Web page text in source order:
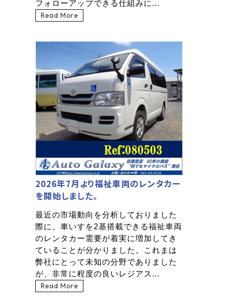
フォローアップできる仕組みに...
Read More
2026年7月より福祉車両のレンタカー
を開始しました。
最近の市場動向を分析しておりました
際に、車いすを2基搭載できる福祉車両
のレンタカー需要が着実に増加してき
ていることが分かりました。これまは
弊社にとって未知の分野でありました
が、非常に程度の良いレジアス...
Read More